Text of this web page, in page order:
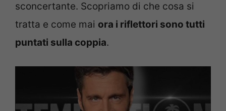
sconcertante. Scopriamo di che cosa si
tratta e come mai ora i riflettori sono tutti
puntati sulla coppia.